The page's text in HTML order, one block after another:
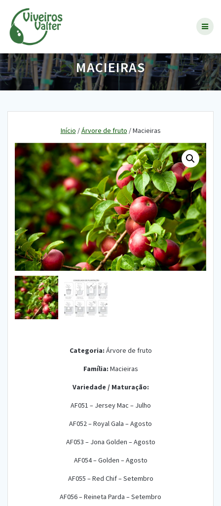
MACIEIRAS
Início /Árvore de fruto / Macieiras
Categoria: Árvore de fruto
Família: Macieiras
Variedade / Maturação:
AF051 – Jersey Mac – Julho
AF052 – Royal Gala – Agosto
AF053 – Jona Golden – Agosto
AF054 – Golden – Agosto
AF055 – Red Chif – Setembro
AF056 – Reineta Parda – Setembro